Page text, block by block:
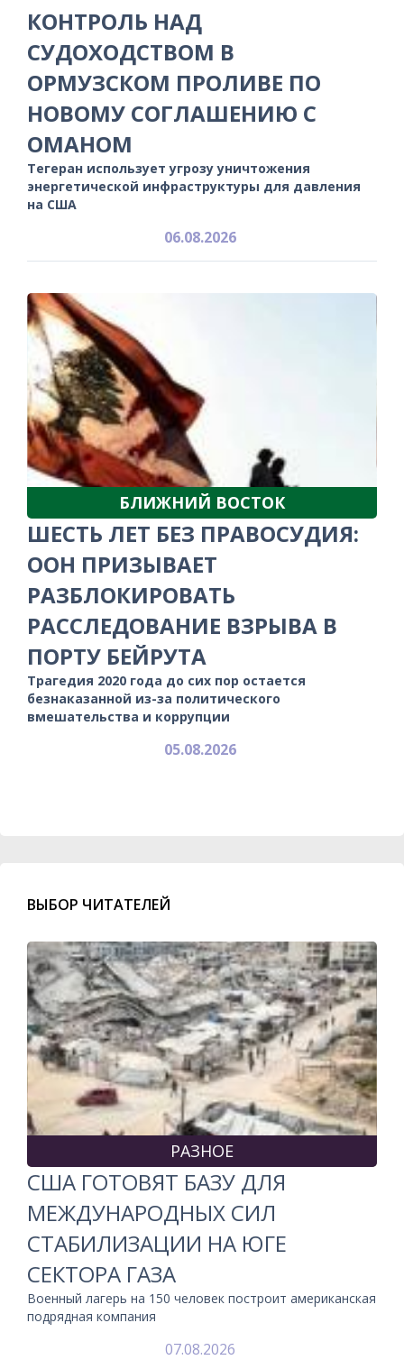
КОНТРОЛЬ НАД
СУДОХОДСТВОМ В
ОРМУЗСКОМ ПРОЛИВЕ ПО
НОВОМУ СОГЛАШЕНИЮ С
ОМАНОМ
Тегеран использует угрозу уничтожения
энергетической инфраструктуры для давления
на США
06.08.2026
БЛИЖНИЙ ВОСТОК
ШЕСТЬ ЛЕТ БЕЗ ПРАВОСУДИЯ:
ООН ПРИЗЫВАЕТ
РАЗБЛОКИРОВАТЬ
РАССЛЕДОВАНИЕ ВЗРЫВА В
ПОРТУ БЕЙРУТА
Трагедия 2020 года до сих пор остается
безнаказанной из-за политического
вмешательства и коррупции
05.08.2026
ВЫБОР ЧИТАТЕЛЕЙ
РАЗНОЕ
США ГОТОВЯТ БАЗУ ДЛЯ
МЕЖДУНАРОДНЫХ СИЛ
СТАБИЛИЗАЦИИ НА ЮГЕ
СЕКТОРА ГАЗА
Военный лагерь на 150 человек построит американская
подрядная компания
07.08.2026